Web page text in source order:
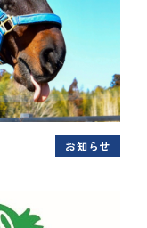
お知らせ